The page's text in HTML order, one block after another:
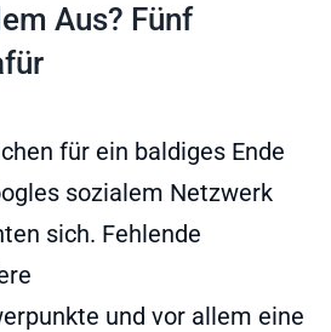
Aus? Fünf
für ein baldiges Ende
sozialem Netzwerk
sich. Fehlende
und vor allem eine